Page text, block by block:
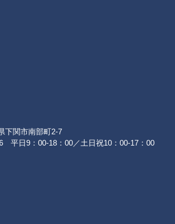
下関市南部町2-7
平日9：00-18：00／土日祝10：00-17：00